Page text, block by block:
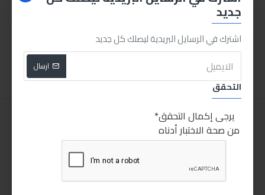
جديد
اشترك في الرسايل البريدية ليصلك كل جديد
ارسال
التحقق
يرجى إكمال التحقق
من صحة الاختبار أدناه
فرشة صاروخ مجدولة 3 بوصة
55.00LE
اضافة للسلة
100.00LE
اضافة للسلة